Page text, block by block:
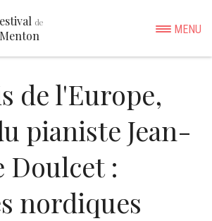
de
Menton MENU
de l'Europe,
pianiste Jean-
Doulcet :
nordiques